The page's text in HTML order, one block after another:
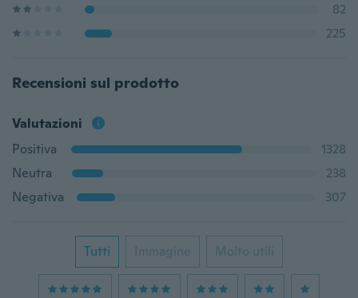
82
225
Recensioni sul prodotto
Valutazioni
Positiva
1328
Neutra
238
Negativa
307
Tutti Immagine Molto utili